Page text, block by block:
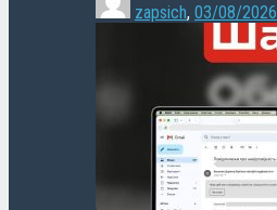
zapsich, 03/08/2026